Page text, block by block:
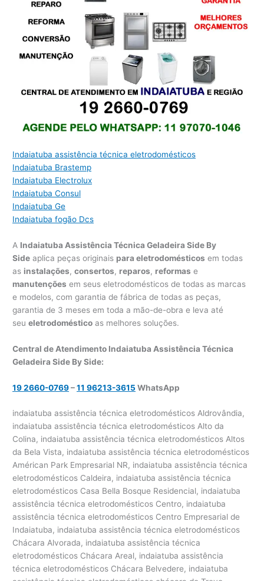
Indaiatuba assistência técnica eletrodomésticos
Indaiatuba Brastemp
Indaiatuba Electrolux
Indaiatuba Consul
Indaiatuba Ge
Indaiatuba fogão Dcs
A Indaiatuba Assistência Técnica Geladeira Side By
Side aplica peças originais para eletrodomésticos em todas
as instalações,consertos, reparos, reformas e
manutenções em seus eletrodomésticos de todas as marcas
e modelos, com garantia de fábrica de todas as peças,
garantia de 3 meses em toda a mão-de-obra e leva até
seueletrodoméstico as melhores soluções.
Central de Atendimento Indaiatuba Assistência Técnica
Geladeira Side By Side:
19 2660-0769–11 96213-3615 WhatsApp
indaiatuba assistência técnica eletrodomésticos Aldrovândia, indaiatuba assistência técnica eletrodomésticos Alto da Colina, indaiatuba assistência técnica eletrodomésticos Altos da Bela Vista, indaiatuba assistência técnica eletrodomésticos Américan Park Empresarial NR, indaiatuba assistência técnica eletrodomésticos Caldeira, indaiatuba assistência técnica eletrodomésticos Casa Bella Bosque Residencial, indaiatuba assistência técnica eletrodomésticos Centro, indaiatuba assistência técnica eletrodomésticos Centro Empresarial de Indaiatuba, indaiatuba assistência técnica eletrodomésticos Chácara Alvorada, indaiatuba assistência técnica eletrodomésticos Chácara Areal, indaiatuba assistência técnica eletrodomésticos Chácara Belvedere, indaiatuba assistência técnica eletrodomésticos chácara do Trevo, indaiatuba assistência técnica eletrodomésticos Chácara Polaris, indaiatuba assistência técnica eletrodomésticos Chácara Viracopos, indaiatuba assistência técnica eletrodomésticos Chácaras de Recreio Ingá, indaiatuba assistência técnica eletrodomésticos Chácaras Videiras de Itaici, indaiatuba assistência técnica eletrodomésticos Cidade Nova I, indaiatuba assistência técnica eletrodomésticos Cidade Nova II, indaiatuba assistência técnica eletrodomésticos Colinas de Indaiatuba, indaiatuba assistência técnica eletrodomésticos Colinas de Indaiatuba II, indaiatuba assistência técnica eletrodomésticos Colinas do Mosteiro de Itaici, indaiatuba assistência técnica eletrodomésticos Comercial Vitória Martini, indaiatuba assistência técnica eletrodomésticos Conjunto Habitacional Caminho da Luz, indaiatuba assistência técnica eletrodomésticos Conjunto Habitacional Residencial Veredas da Conquista, indaiatuba assistência técnica eletrodomésticos Distrito Industrial Bartolomai, indaiatuba assistência técnica eletrodomésticos Distrito Industrial Domingos Giomi, indaiatuba assistência técnica eletrodomésticos Distrito Industrial João Narezzi, indaiatuba assistência técnica eletrodomésticos Distrito Industrial Nova Era, indaiatuba assistência técnica eletrodomésticos Estância Hidromineral Santa Eliza, indaiatuba assistência técnica eletrodomésticos Europark Comercial, indaiatuba assistência técnica eletrodomésticos Helvétia, indaiatuba assistência técnica eletrodomésticos Helvétia Country, indaiatuba assistência técnica eletrodomésticos Helvétia Polo Country, indaiatuba assistência técnica eletrodomésticos Itaici, indaiatuba assistência técnica eletrodomésticos Jardim Adriana, indaiatuba assistência técnica eletrodomésticos Jardim Alice, indaiatuba assistência técnica eletrodomésticos Jardim América, indaiatuba assistência técnica eletrodomésticos Jardim Amstalden Residence, indaiatuba assistência técnica eletrodomésticos Jardim Barcelona, indaiatuba assistência técnica eletrodomésticos Jardim Bela Vista, indaiatuba assistência técnica eletrodomésticos Jardim Belo Horizonte, indaiatuba assistência técnica eletrodomésticos Jardim Bom Princípio, indaiatuba assistência técnica eletrodomésticos Jardim Brasil, indaiatuba assistência técnica eletrodomésticos Jardim Califórnia, indaiatuba assistência técnica eletrodomésticos Jardim Cidade Jardim, indaiatuba assistência técnica eletrodomésticos Jardim Colonial, indaiatuba assistência técnica eletrodomésticos Jardim Cristina, indaiatuba assistência técnica eletrodomésticos Jardim das Esmeraldas, indaiatuba assistência técnica eletrodomésticos Jardim das Maritacas, indaiatuba assistência técnica eletrodomésticos Jardim do Sol, indaiatuba assistência técnica eletrodomésticos Jardim do Valle II, indaiatuba assistência técnica eletrodomésticos Jardim Dom Bosco, indaiatuba assistência técnica eletrodomésticos Jardim dos Colibris, indaiatuba assistência técnica eletrodomésticos Jardim dos Lagos, indaiatuba assistência técnica eletrodomésticos Jardim dos Laranjais, indaiatuba assistência técnica eletrodomésticos Jardim Doutor Carlos Augusto de Camargo Andrade, indaiatuba assistência técnica eletrodomésticos Jardim Eldorado, indaiatuba assistência técnica eletrodomésticos Jardim Esplanada, indaiatuba assistência técnica eletrodomésticos Jardim Esplanada II, indaiatuba assistência técnica eletrodomésticos Jardim Esplendor, indaiatuba assistência técnica eletrodomésticos Jardim Europa, indaiatuba assistência técnica eletrodomésticos Jardim Europa II, indaiatuba assistência técnica eletrodomésticos Jardim Figueira, indaiatuba assistência técnica eletrodomésticos Jardim Flórida, indaiatuba assistência técnica eletrodomésticos Jardim Hubert, indaiatuba assistência técnica eletrodomésticos Jardim Imperial, indaiatuba assistência técnica eletrodomésticos Jardim Indaiatuba Golf, indaiatuba assistência técnica eletrodomésticos Jardim Itamaracá, indaiatuba assistência técnica eletrodomésticos Jardim Jequitibá, indaiatuba assistência técnica eletrodomésticos Jardim Juliana, indaiatuba assistência técnica eletrodomésticos Jardim Juscelino Kubitschek, indaiatuba assistência técnica eletrodomésticos Jardim Kioto I, indaiatuba assistência técnica eletrodomésticos Jardim Kioto II, indaiatuba assistência técnica eletrodomésticos Jardim Laguna, indaiatuba assistência técnica eletrodomésticos Jardim Maison Du Parc, indaiatuba assistência técnica eletrodomésticos Jardim Marina, indaiatuba assistência técnica eletrodomésticos Jardim Maringá, indaiatuba assistência técnica eletrodomésticos Jardim Moacyr Arruda, indaiatuba assistência técnica eletrodomésticos Jardim Monte Carlo, indaiatuba assistência técnica eletrodomésticos Jardim Montreal Residence, indaiatuba assistência técnica eletrodomésticos Jardim Morada do Sol, indaiatuba assistência técnica eletrodomésticos Jardim Moriyama, indaiatuba assistência técnica eletrodomésticos Jardim Morumbi, indaiatuba assistência técnica eletrodomésticos Jardim Nely, indaiatuba assistência técnica eletrodomésticos Jardim Nova Indaiá, indaiatuba assistência técnica eletrodomésticos Jardim Novo Horizonte, indaiatuba assistência técnica eletrodomésticos Jardim Olinda, indaiatuba assistência técnica eletrodomésticos Jardim Oliveira Camargo, indaiatuba assistência técnica eletrodomésticos Jardim Panorama, indaiatuba assistência técnica eletrodomésticos Jardim Paraíso, indaiatuba assistência técnica eletrodomésticos Jardim Park Real, indaiatuba assistência técnica eletrodomésticos Jardim Pau Preto, indaiatuba assistência técnica eletrodomésticos Jardim Paulista I, indaiatuba assistência técnica eletrodomésticos Jardim Paulista II, indaiatuba assistência técnica eletrodomésticos Jardim Paulistano, indaiatuba assistência técnica eletrodomésticos Jardim Pedroso, indaiatuba assistência técnica eletrodomésticos Jardim Pompéia, indaiatuba assistência técnica eletrodomésticos Jardim Portal de Itaici, indaiatuba assistência técnica eletrodomésticos Jardim Portal do Sol, indaiatuba assistência técnica eletrodomésticos Jardim Portal dos Ipês, indaiatuba assistência técnica eletrodomésticos Jardim Primavera, indaiatuba assistência técnica eletrodomésticos Jardim Quintas da Terracota, indaiatuba assistência técnica eletrodomésticos Jardim Recanto do Valle, indaiatuba assistência técnica eletrodomésticos Jardim Regente, indaiatuba assistência técnica eletrodomésticos Jardim Regina, indaiatuba assistência técnica eletrodomésticos Jardim Rêmulo Zoppi, indaiatuba assistência técnica eletrodomésticos Jardim Renata, indaiatuba assistência técnica eletrodomésticos Jardim Reserva Bom Viver de Indaiatuba, indaiatuba assistência técnica eletrodomésticos Jardim Residencial Alto de Itaici, indaiatuba assistência técnica eletrodomésticos Jardim Residencial Dona Lucilla, indaiatuba assistência técnica eletrodomésticos Jardim Residencial Helvétia Park I, indaiatuba assistência técnica eletrodomésticos Jardim Residencial Helvétia Park II, indaiatuba assistência técnica eletrodomésticos Jardim Residencial Helvétia Park III, indaiatuba assistência técnica eletrodomésticos Jardim Residencial Maria Dulce, indaiatuba assistência técnica eletrodomésticos Jardim Residencial Santa Clara, indaiatuba assistência técnica eletrodomésticos Jardim Residencial Terra Nobre, indaiatuba assistência técnica eletrodomésticos Jardim Residencial Veneza, indaiatuba assistência técnica eletrodomésticos Jardim Residencial Viena, indaiatuba assistência técnica eletrodomésticos Jardim Residencial Villa Suíça, indaiatuba assistência técnica eletrodomésticos Jardim Rossignatti, indaiatuba assistência técnica eletrodomésticos Jardim Santa Cruz, indaiatuba assistência técnica eletrodomésticos Jardim Santa Rita, indaiatuba assistência técnica eletrodomésticos Jardim Santiago, indaiatuba assistência técnica eletrodomésticos Jardim Santorini, indaiatuba assistência técnica eletrodomésticos Jardim São Francisco, indaiatuba assistência técnica eletrodomésticos Jardim São Paulo, indaiatuba assistência técnica eletrodomésticos Jardim Sevilha, indaiatuba assistência técnica eletrodomésticos Jardim Tancredo Neves, indaiatuba assistência técnica eletrodomésticos Jardim Tropical, indaiatuba assistência técnica eletrodomésticos Jardim Turim, indaiatuba assistência técnica eletrodomésticos Jardim Umuarama, indaiatuba assistência técnica eletrodomésticos Jardim União, indaiatuba assistência técnica eletrodomésticos Jardim Valença, indaiatuba assistência técnica eletrodomésticos Jardim Vila Paradiso, indaiatuba assistência técnica eletrodomésticos Jardim Villa Romana, indaiatuba assistência técnica eletrodomésticos Jardim Vista Verde, indaiatuba assistência técnica eletrodomésticos Jardins do Império, indaiatuba assistência técnica eletrodomésticos João Pioli, indaiatuba assistência técnica eletrodomésticos Lagos de Shanadu, indaiatuba assistência técnica eletrodomésticos Lauro Bueno de Camargo, indaiatuba assistência técnica eletrodomésticos Loteamento Aldrovândia Gleba 2, indaiatuba assistência técnica eletrodomésticos Loteamento Green View Village, indaiatuba assistência técnica eletrodomésticos Loteamento Ville Coudert, indaiatuba assistência técnica eletr